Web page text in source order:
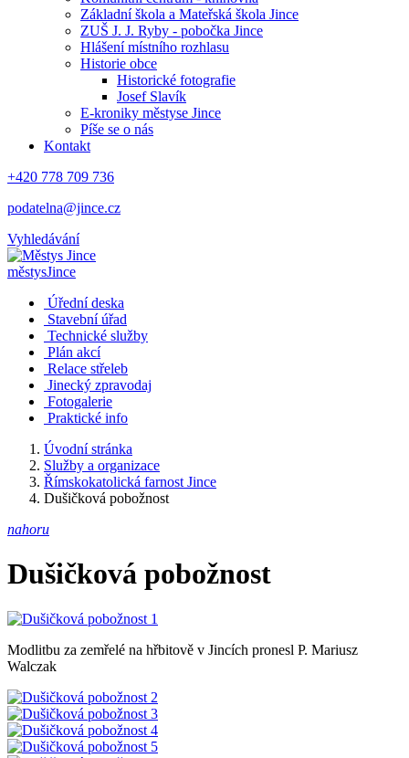
Základní škola a Mateřská škola Jince
ZUŠ J. J. Ryby - pobočka Jince
Hlášení místního rozhlasu
Historie obce
Historické fotografie
Josef Slavík
E-kroniky městyse Jince
Píše se o nás
Kontakt
+420 778 709 736
podatelna@jince.cz
Vyhledávání
městysJince
Úřední deska
Stavební úřad
Technické služby
Plán akcí
Relace střeleb
Jinecký zpravodaj
Fotogalerie
Praktické info
Úvodní stránka
Služby a organizace
Římskokatolická farnost Jince
Dušičková pobožnost
nahoru
Dušičková pobožnost
Modlitbu za zemřelé na hřbitově v Jincích pronesl P. Mariusz
Walczak